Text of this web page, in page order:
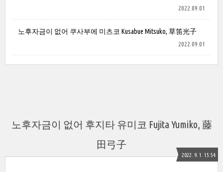
2022.09.01
노후자금이 없어 쿠사부에 미츠코 Kusabue Mitsuko, 草笛光子
2022.09.01
노후자금이 없어 후지타 유미코 Fujita Yumiko, 藤
田弓子
2022. 9. 1. 15:54